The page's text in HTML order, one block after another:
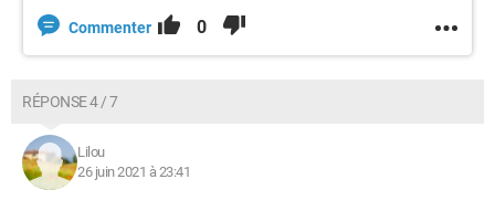
Commenter 0
RÉPONSE 4 / 7
Lilou
26 juin 2021 à 23:41